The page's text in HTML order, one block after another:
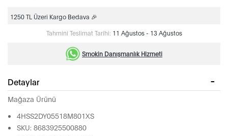
1250 TL Üzeri Kargo Bedava 🎉
Tahmini Teslimat Tarihi: 11 Ağustos - 13 Ağustos
Smokin Danışmanlık Hizmeti
Detaylar
Mağaza Ürünü
4HSS2DY05518M801XS
SKU: 8683925500880